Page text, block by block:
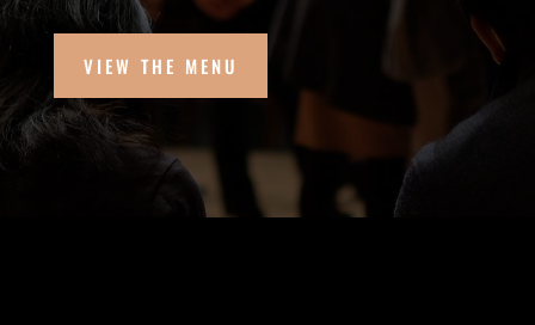
VIEW THE MENU